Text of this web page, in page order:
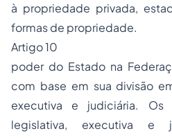
à propriedade privada,
formas de propriedade.
Artigo 10
poder do Estado na
com base em sua divisão
executiva e judiciária. Os
legislativa, executiva e